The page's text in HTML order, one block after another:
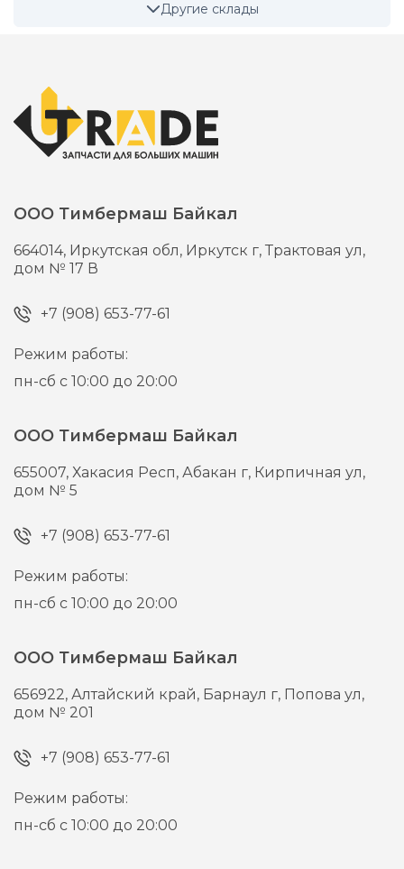
Другие склады
ООО Тимбермаш Байкал
664014, Иркутская обл, Иркутск г,Трактовая ул,
дом № 17 В
+7 (908) 653-77-61
Режим работы:
пн-сб с 10:00 до 20:00
ООО Тимбермаш Байкал
655007,Хакасия Респ, Абакан г, Кирпичная ул,
дом № 5
+7 (908) 653-77-61
Режим работы:
пн-сб с 10:00 до 20:00
ООО Тимбермаш Байкал
656922,Алтайский край, Барнаул г, Попова ул,
дом № 201
+7 (908) 653-77-61
Режим работы:
пн-сб с 10:00 до 20:00